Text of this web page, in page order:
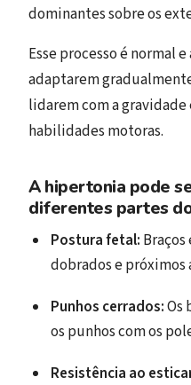
dominantes sobre os
Esse processo é normal
adaptarem
lidarem com a
habilidades motoras.
A hipertonia pode
diferentes partes
Postura fetal:
dobrados e próximos
Punhos cerrados:Os
os punhos com os
Resistência ao